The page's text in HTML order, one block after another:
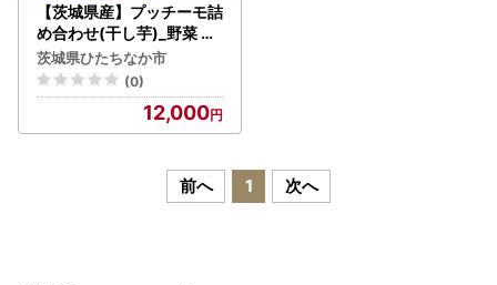
【茨城県産】プッチーモ詰
め合わせ(干し芋)_野菜 さ
つまいも いも サツマイモ
薩摩芋_【配送不可地域：
離島】【1378815】
茨城県ひたちなか市
(0)
12,000
前へ 1 次へ